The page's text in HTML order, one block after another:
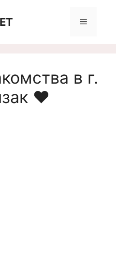
Меню
в г.
❤️